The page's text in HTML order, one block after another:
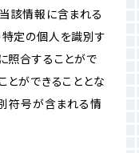
該情報に含まれる
定の個人を識別す
照合することがで
とができることとな
別符号が含まれる情